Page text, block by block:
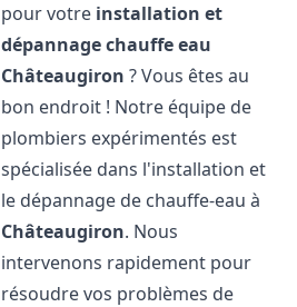
pour votre installation et
dépannage chauffe eau
Châteaugiron ? Vous êtes au
bon endroit ! Notre équipe de
plombiers expérimentés est
spécialisée dans l'installation et
le dépannage de chauffe-eau à
Châteaugiron. Nous
intervenons rapidement pour
résoudre vos problèmes de